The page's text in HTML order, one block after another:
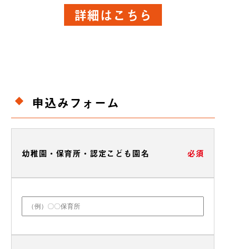
詳細はこちら
申込みフォーム
幼稚園・保育所・認定こども園名 必須